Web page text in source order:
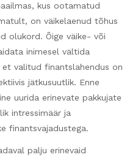
kus ootamatud
on väikelaenud tõhus
olukord. Õige väike- või
inimesel vältida
valitud finantslahendus on
jätkusuutlik. Enne
uurida erinevate pakkujate
intressimäär ja
finantsvajadustega.
palju erinevaid